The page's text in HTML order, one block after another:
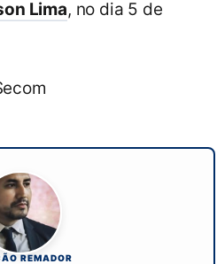
Lima, no dia 5 de
REMADOR